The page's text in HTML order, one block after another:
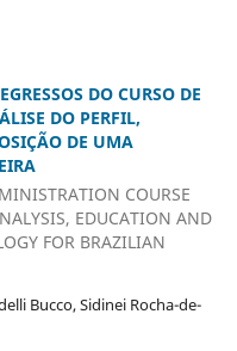
DO CURSO DE
DO PERFIL,
DE UMA
COURSE
EDUCATION AND
FOR BRAZILIAN
Bucco, Sidinei Rocha-de-